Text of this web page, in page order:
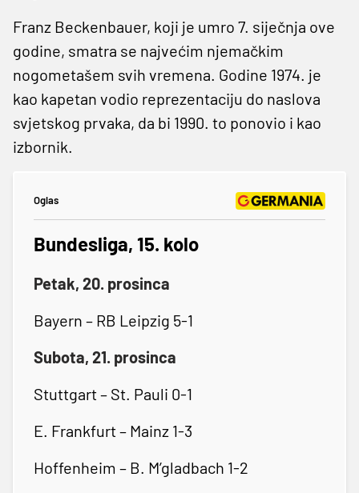
Franz Beckenbauer, koji je umro 7. siječnja ove
godine, smatra se najvećim njemačkim
nogometašem svih vremena. Godine 1974. je
kao kapetan vodio reprezentaciju do naslova
svjetskog prvaka, da bi 1990. to ponovio i kao
izbornik.
Oglas
Bundesliga, 15. kolo
Petak, 20. prosinca
Bayern – RB Leipzig 5-1
Subota, 21. prosinca
Stuttgart – St. Pauli 0-1
E. Frankfurt – Mainz 1-3
Hoffenheim – B. M’gladbach 1-2